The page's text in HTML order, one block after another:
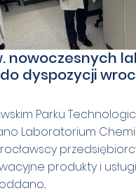
nowoczesnych
dyspozycji
Parku
Laboratorium
produkty i